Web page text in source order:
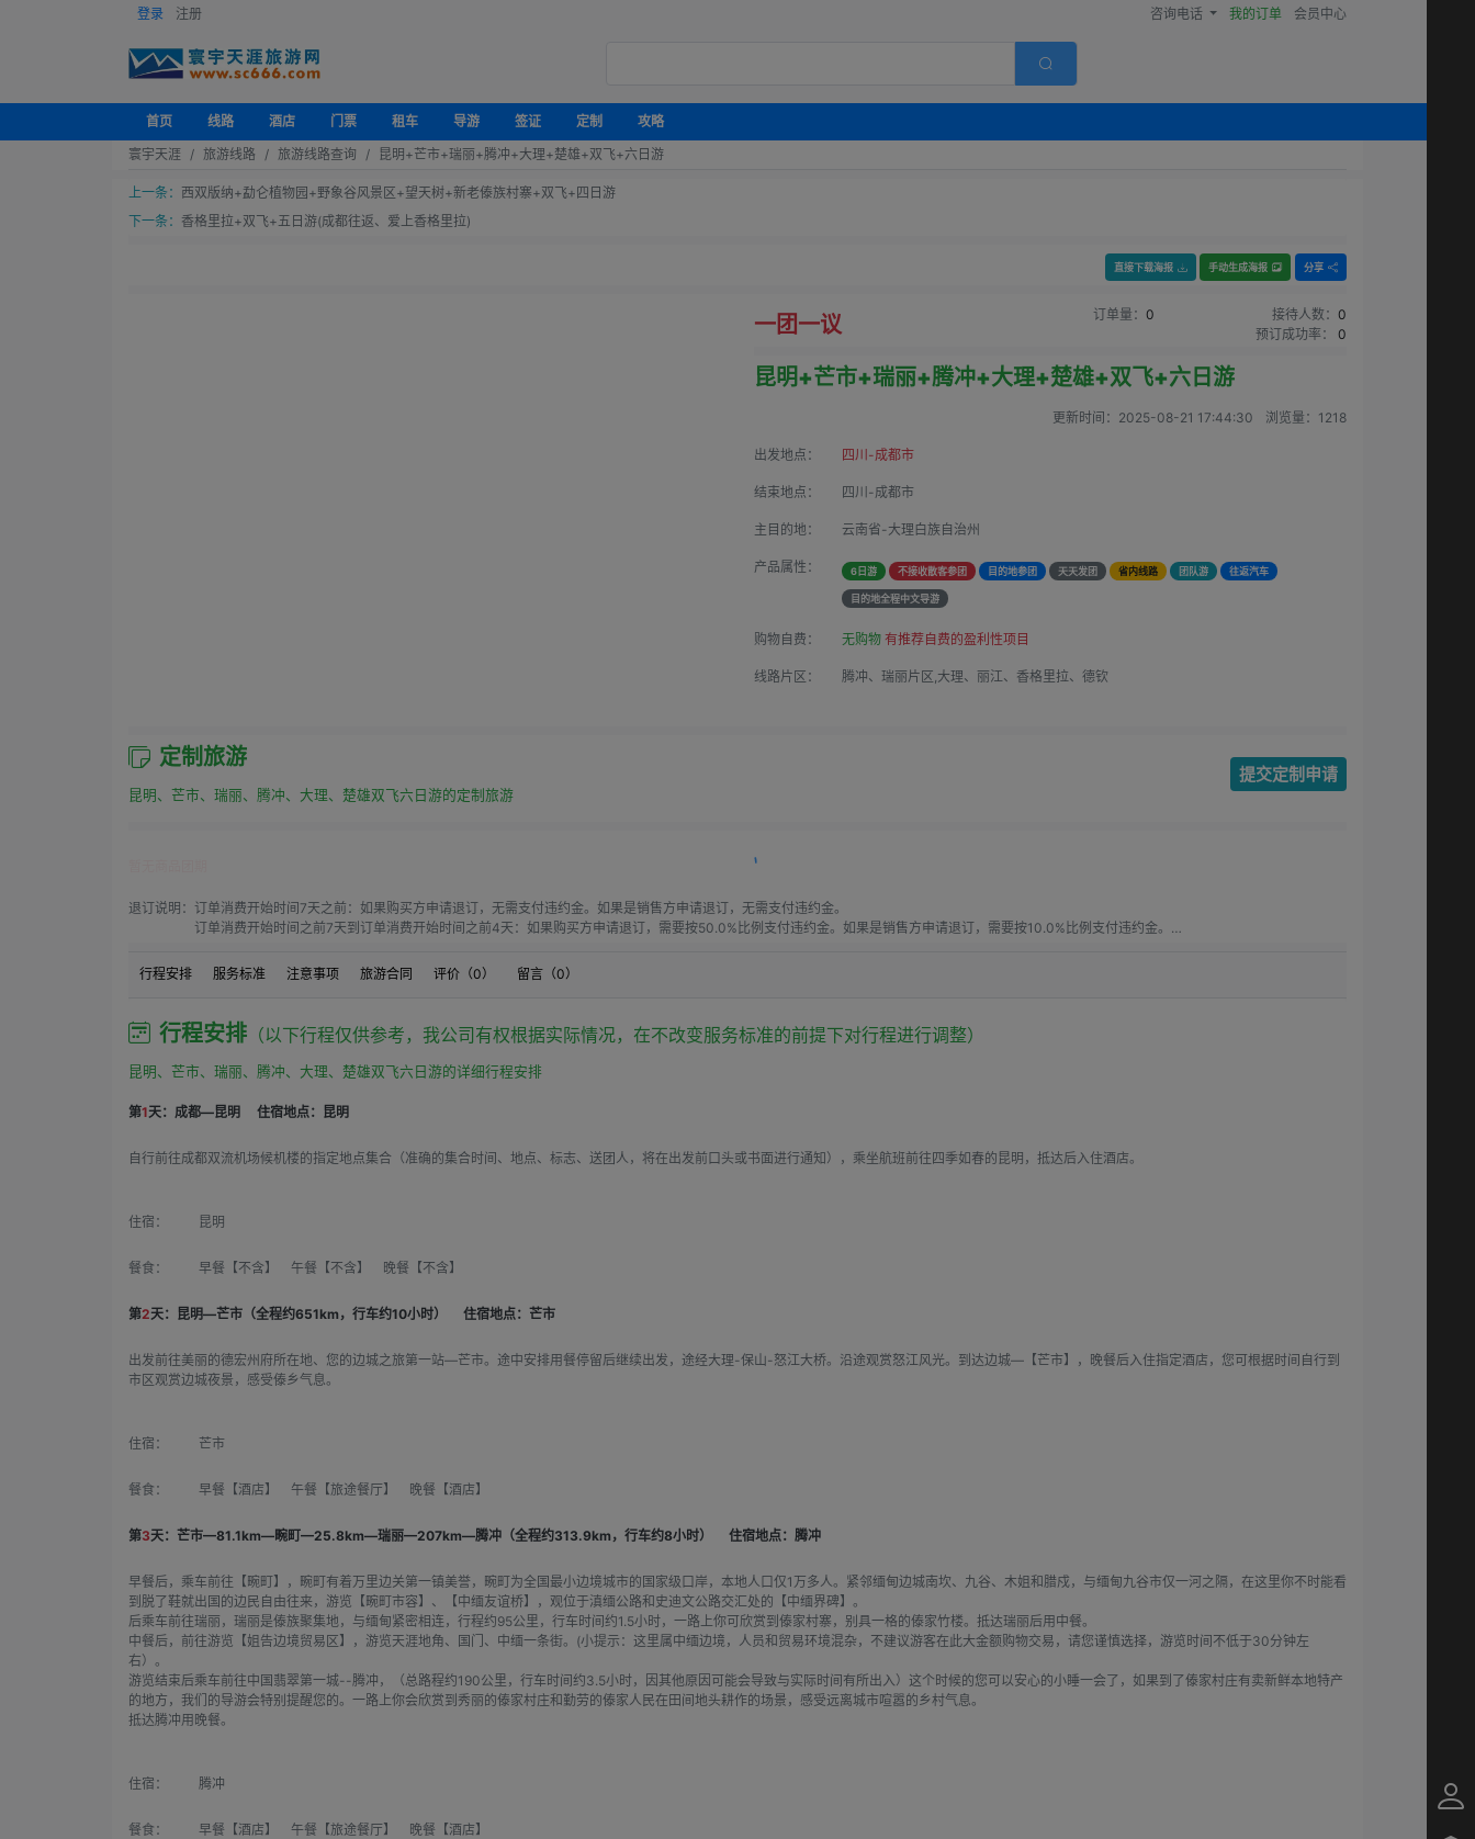
登录 注册 咨询电话 我的订单 会员中心
首页 线路 酒店 门票 租车 导游 签证 定制
攻略
寰宇天涯
旅游线路 旅游线路查询 昆明+芒市+瑞丽+腾冲+大理+楚雄+双飞+六日游
上一条： 西双版纳+勐仑植物园+野象谷风景区+望天树+新老傣族村寨+双飞+四日游
下一条： 香格里拉+双飞+五日游(成都往返、爱上香格里拉)
直接下载海报 手动生成海报 分享
一团一议 订单量： 0 接待人数： 0
预订成功率：
0
昆明+芒市+瑞丽+腾冲+大理+楚雄+双飞+六日游
更新时间： 2025-08-21 17:44:30 浏览量： 1218
出发地点： 四川-成都市
结束地点： 四川-成都市
主目的地： 云南省-大理白族自治州
产品属性： 6日游 不接收散客参团 目的地参团 天天发团 省内线路 团队游 往返汽车
目的地全程中文导游
购物自费： 无购物 有推荐自费的盈利性项目
线路片区： 腾冲、瑞丽片区,大理、丽江、香格里拉、德钦
定制旅游
昆明、芒市、瑞丽、腾冲、大理、楚雄双飞六日游的定制旅游
提交定制申请
退订说明： 订单消费开始时间7天之前：如果购买方申请退订，无需支付违约金。如果是销售方申请退订，无需支付违约金。
订单消费开始时间之前7天到订单消费开始时间之前4天：如果购买方申请退订，需要按50.0%比例支付违约金。如果是销售方申请退订，需要按10.0%比例支付违约金。
订单消费开始时间之前1天到订单消费开始时间：如果购买方申请退订，需要按80.0%比例支付违约金。如果是销售方申请退订，需要按20.0%比例支付违约金。
行程安排 服务标准 注意事项 旅游合同 评价（0） 留言（0）
行程安排 （以下行程仅供参考，我公司有权根据实际情况，在不改变服务标准的前提下对行程进行调整）
昆明、芒市、瑞丽、腾冲、大理、楚雄双飞六日游的详细行程安排
第1天：成都—昆明 住宿地点：昆明
自行前往成都双流机场候机楼的指定地点集合（准确的集合时间、地点、标志、送团人，将在出发前口头或书面进行通知），乘坐航班前往四季如春的昆明，抵达后入住酒店。
住宿： 昆明
餐食： 早餐【不含】 午餐【不含】 晚餐【不含】
第2天：昆明—芒市（全程约651km，行车约10小时） 住宿地点：芒市
出发前往美丽的德宏州府所在地、您的边城之旅第一站—芒市。途中安排用餐停留后继续出发，途经大理-保山-怒江大桥。沿途观赏怒江风光。到达边城—【芒市】，晚餐后入住指定酒店，您可根据时间自行到
市区观赏边城夜景，感受傣乡气息。
住宿： 芒市
餐食： 早餐【酒店】 午餐【旅途餐厅】 晚餐【酒店】
第3天：芒市—81.1km—畹町—25.8km—瑞丽—207km—腾冲（全程约313.9km，行车约8小时） 住宿地点：腾冲
早餐后，乘车前往【畹町】，畹町有着万里边关第一镇美誉，畹町为全国最小边境城市的国家级口岸，本地人口仅1万多人。紧邻缅甸边城南坎、九谷、木姐和腊戍，与缅甸九谷市仅一河之隔，在这里你不时能看
到脱了鞋就出国的边民自由往来，游览【畹町市容】、【中缅友谊桥】，观位于滇缅公路和史迪文公路交汇处的【中缅界碑】。
后乘车前往瑞丽，瑞丽是傣族聚集地，与缅甸紧密相连，行程约95公里，行车时间约1.5小时，一路上你可欣赏到傣家村寨，别具一格的傣家竹楼。抵达瑞丽后用中餐。
中餐后，前往游览【姐告边境贸易区】，游览天涯地角、国门、中缅一条街。(小提示：这里属中缅边境，人员和贸易环境混杂，不建议游客在此大金额购物交易，请您谨慎选择，游览时间不低于30分钟左
右）。
游览结束后乘车前往中国翡翠第一城--腾冲，（总路程约190公里，行车时间约3.5小时，因其他原因可能会导致与实际时间有所出入）这个时候的您可以安心的小睡一会了，如果到了傣家村庄有卖新鲜本地特产
的地方，我们的导游会特别提醒您的。一路上你会欣赏到秀丽的傣家村庄和勤劳的傣家人民在田间地头耕作的场景，感受远离城市喧嚣的乡村气息。
抵达腾冲用晚餐。
住宿： 腾冲
餐食： 早餐【酒店】 午餐【旅途餐厅】 晚餐【酒店】